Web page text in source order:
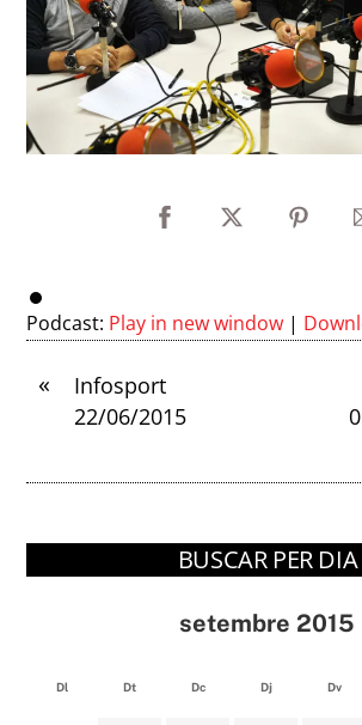
Podcast: Play in new window |
«
Infosport
22/06/2015
BUSCAR PER DIA
setembre 2015
Dl Dt Dc Dj Dv